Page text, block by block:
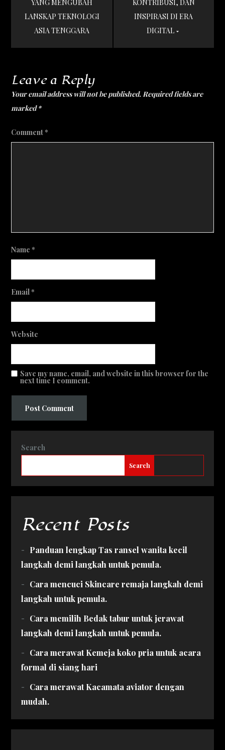
YANG MENGUBAH
LANSKAP TEKNOLOGI
ASIA TENGGARA
KONTRIBUSI, DAN
INSPIRASI DI ERA
DIGITAL
Leave a Reply
Your email address will not be published.Required fields are
marked*
Comment*
Name*
Email*
Website
Save my name, email, and website in this browser for the
next time I comment.
Search
Search
Recent Posts
Panduan lengkap Tas ransel wanita kecil
langkah demi langkah untuk pemula.
Cara mencuci Skincare remaja langkah demi
langkah untuk pemula.
Cara memilih Bedak tabur untuk jerawat
langkah demi langkah untuk pemula.
Cara merawat Kemeja koko pria untuk acara
formal di siang hari
Cara merawat Kacamata aviator dengan
mudah.